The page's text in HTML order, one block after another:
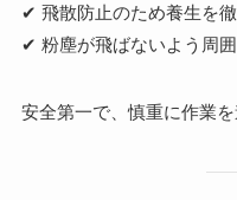
✔ 飛散防止のため養生を
✔ 粉塵が飛ばないよう周
安全第一で、慎重に作業を